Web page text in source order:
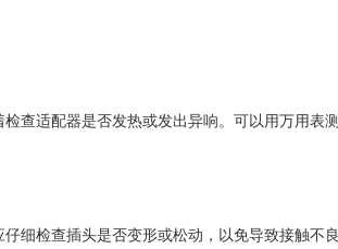
查适配器是否发热或发出异响。可以用万用表
细检查插头是否变形或松动，以免导致接触不